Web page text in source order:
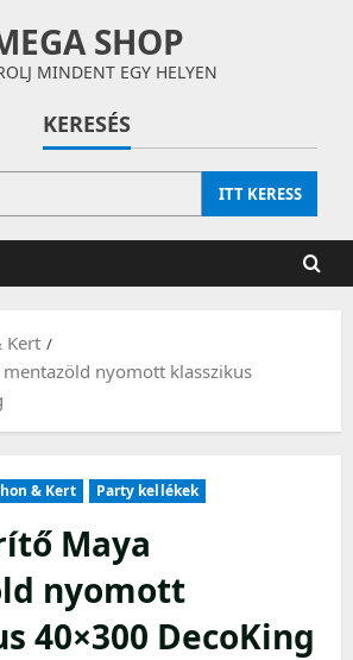
SHOP
MINDENT EGY HELYEN
KERESÉS
ITT KERESS
Kert
nyomott klasszikus
& Kert Party kellékek
Maya
nyomott
40×300 DecoKing